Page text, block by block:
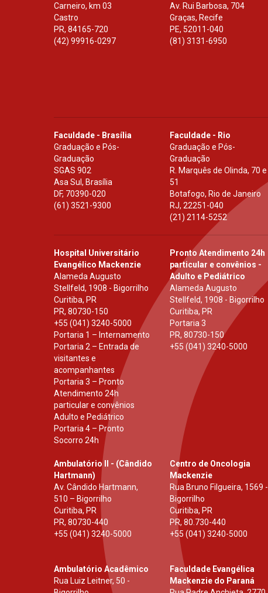
Carneiro, km 03
Castro
PR, 84165-720
(42) 99916-0297
Av. Rui Barbosa, 704
Graças, Recife
PE, 52011-040
(81) 3131-6950
Faculdade - Brasília
Graduação e Pós-
Graduação
SGAS 902
Asa Sul, Brasília
DF, 70390-020
(61) 3521-9300
Faculdade - Rio
Graduação e Pós-
Graduação
R. Marquês de Olinda, 70 e
51
Botafogo, Rio de Janeiro
RJ,22251-040
(21) 2114-5252
Hospital Universitário
Evangélico Mackenzie
Alameda Augusto
Stellfeld, 1908 - Bigorrilho
Curitiba, PR
PR, 80730-150
+55 (041) 3240-5000
Portaria 1 – Internamento
Portaria 2 – Entrada de
visitantes e
acompanhantes
Portaria 3 – Pronto
Atendimento 24h
particular e convênios
Adulto e Pediátrico
Portaria 4 – Pronto
Socorro 24h
Pronto Atendimento 24h
particular e convênios -
Adulto e Pediátrico
Alameda Augusto
Stellfeld, 1908 - Bigorrilho
Curitiba, PR
Portaria 3
PR,80730-150
+55 (041) 3240-5000
Ambulatório II - (Cândido
Hartmann)
Av. Cândido Hartmann,
510 – Bigorrilho
Curitiba, PR
PR, 80730-440
+55 (041) 3240-5000
Centro de Oncologia
Mackenzie
Rua Bruno Filgueira, 1569 -
Bigorrilho
Curitiba, PR
PR,80.730-440
+55 (041) 3240-5000
Ambulatório Acadêmico
Rua Luiz Leitner, 50 -
Faculdade Evangélica
Mackenzie do Paraná